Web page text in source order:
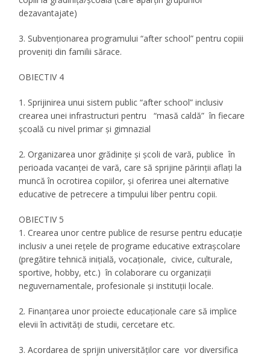
dezavantajate)
3. Subvenționarea programului “after school” pentru copiii
proveniți din familii sărace.
OBIECTIV 4
1. Sprijinirea unui sistem public “after school” inclusiv
crearea unei infrastructuri pentru “masă caldă” în fiecare
școală cu nivel primar și gimnazial
2. Organizarea unor grădinițe și școli de vară, publice în
perioada vacanței de vară, care să sprijine părinții aflați la
muncă în ocrotirea copiilor, și oferirea unei alternative
educative de petrecere a timpului liber pentru copii.
OBIECTIV 5
1. Crearea unor centre publice de resurse pentru educație
inclusiv a unei rețele de programe educative extrașcolare
(pregătire tehnică inițială, vocaționale, civice, culturale,
sportive, hobby, etc.) în colaborare cu organizații
neguvernamentale, profesionale și instituții locale.
2. Finanțarea unor proiecte educaționale care să implice
elevii în activități de studii, cercetare etc.
3. Acordarea de sprijin universităților care vor diversifica